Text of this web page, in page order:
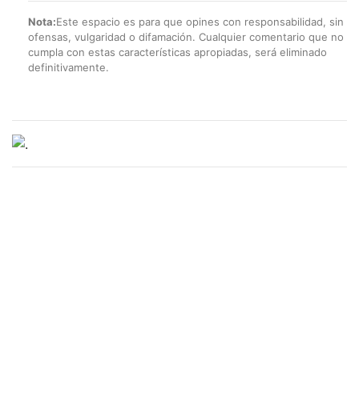
Nota:Este espacio es para que opines con responsabilidad, sin
ofensas, vulgaridad o difamación. Cualquier comentario que no
cumpla con estas características apropiadas, será eliminado
definitivamente.